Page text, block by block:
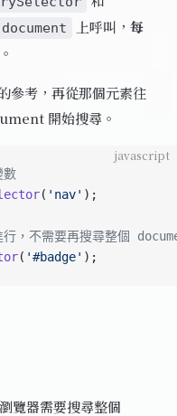
document 上呼叫， 每
。
參考，再從那個元素往
開始搜尋。
javascript
數
( 'nav' );
，不需要再搜尋整個
( '#badge' );
覽器需要搜尋整個